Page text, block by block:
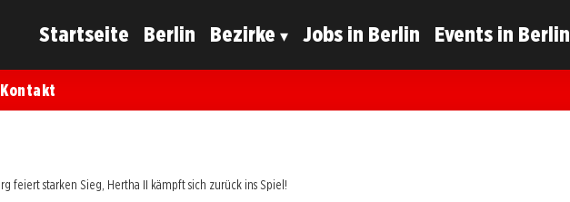
Startseite Berlin Bezirke Jobs in Berlin Events in Berlin
Kontakt
feiert starken Sieg, Hertha II kämpft sich zurück ins Spiel!